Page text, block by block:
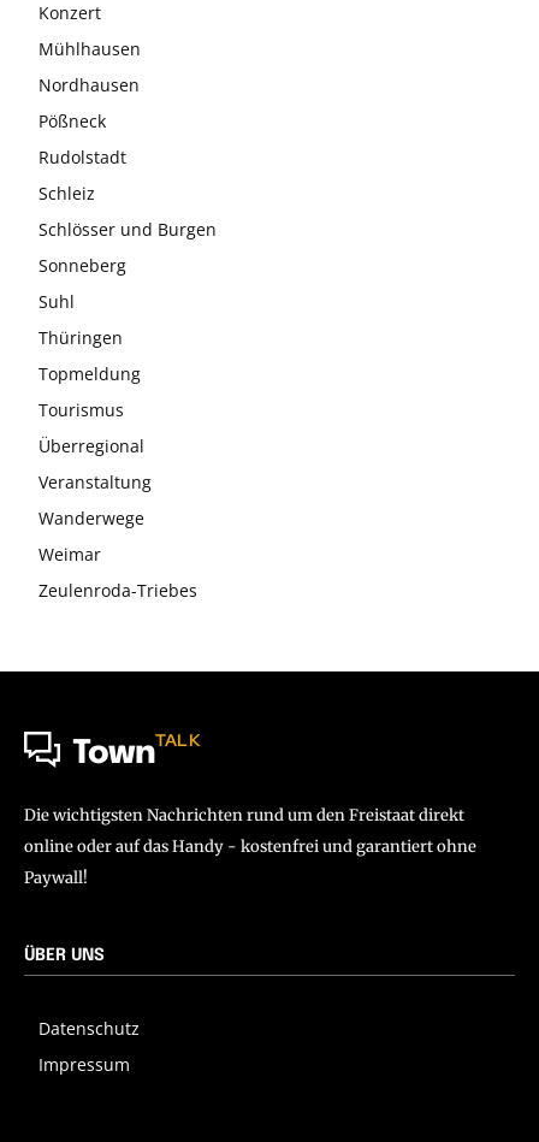
Konzert
Mühlhausen
Nordhausen
Pößneck
Rudolstadt
Schleiz
Schlösser und Burgen
Sonneberg
Suhl
Thüringen
Topmeldung
Tourismus
Überregional
Veranstaltung
Wanderwege
Weimar
Zeulenroda-Triebes
TownTALK
Die wichtigsten Nachrichten rund um den Freistaat direkt
online oder auf das Handy - kostenfrei und garantiert ohne
Paywall!
ÜBER UNS
Datenschutz
Impressum